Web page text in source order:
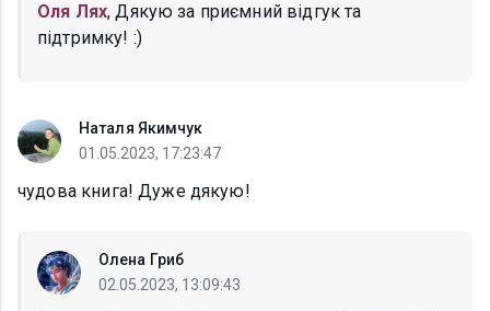
Оля Лях, Дякую за приємний відгук та
підтримку! :)
Наталя Якимчук
01.05.2023, 17:23:47
чудова книга! Дуже дякую!
Олена Гриб
02.05.2023, 13:09:43